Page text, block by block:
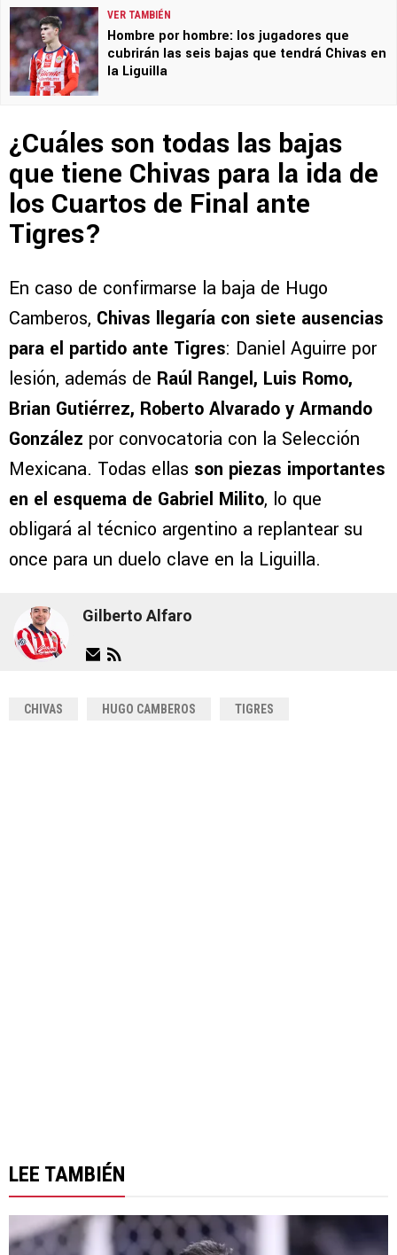
VER TAMBIÉN
Hombre por hombre: los jugadores que
cubrirán las seis bajas que tendrá Chivas en
la Liguilla
¿Cuáles son todas las bajas
que tiene Chivas para la ida de
los Cuartos de Final ante
Tigres?
En caso de confirmarse la baja de Hugo
Camberos, Chivas llegaría con siete ausencias
para el partido ante Tigres: Daniel Aguirre por
lesión, además de Raúl Rangel, Luis Romo,
Brian Gutiérrez, Roberto Alvarado y Armando
González por convocatoria con la Selección
Mexicana. Todas ellas son piezas importantes
en el esquema de Gabriel Milito, lo que
obligará al técnico argentino a replantear su
once para un duelo clave en la Liguilla.
Gilberto Alfaro
CHIVAS HUGO CAMBEROS TIGRES
LEE TAMBIÉN